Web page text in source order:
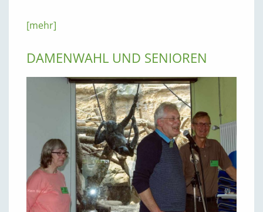
[mehr]
DAMENWAHL UND SENIOREN